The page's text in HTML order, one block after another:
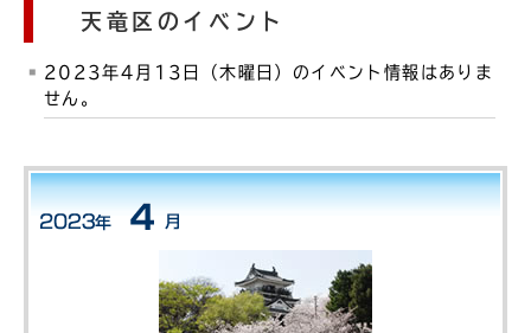
天竜区のイベント
2023年4月13日（木曜日）のイベント情報はありま
せん。